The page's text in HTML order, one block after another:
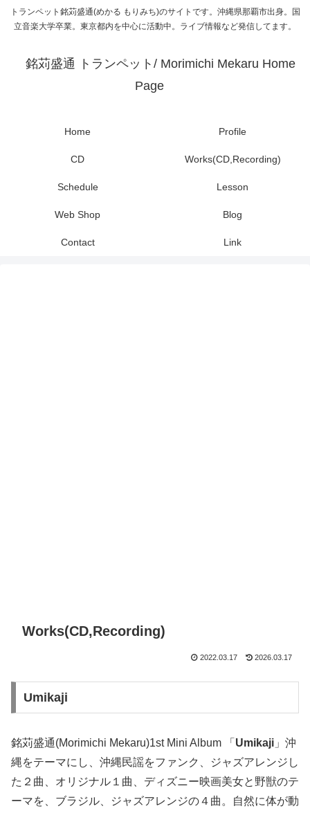
トランペット銘苅盛通(めかる もりみち)のサイトです。沖縄県那覇市出身。国
立音楽大学卒業。東京都内を中心に活動中。ライブ情報など発信してます。
銘苅盛通 トランペット/ Morimichi Mekaru Home
Page
Home Profile
CD Works(CD,Recording)
Schedule Lesson
Web Shop Blog
Contact Link
Works(CD,Recording)
2022.03.17 2026.03.17
Umikaji
銘苅盛通(Morimichi Mekaru)1st Mini Album 「 Umikaji 」沖
縄をテーマにし、沖縄民謡をファンク、ジャズアレンジし
た２曲、オリジナル１曲、ディズニー映画美女と野獣のテ
ーマを、ブラジル、ジャズアレンジの４曲。自然に体が動